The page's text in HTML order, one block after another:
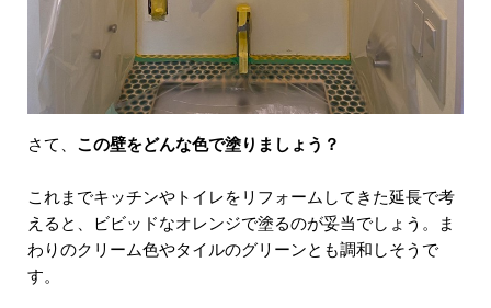
さて、 この壁をどんな色で塗りましょう？
これまでキッチンやトイレをリフォームしてきた延長で考
えると、ビビッドなオレンジで塗るのが妥当でしょう。ま
わりのクリーム色やタイルのグリーンとも調和しそうで
す。